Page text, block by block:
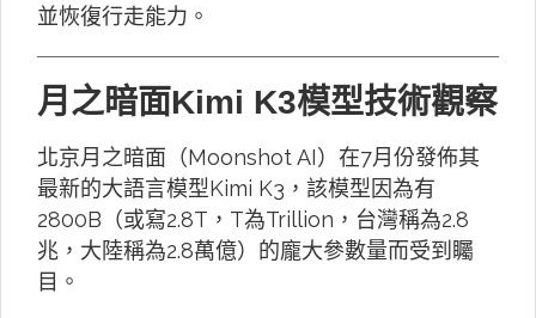
並恢復行走能力。
月之暗面Kimi K3模型技術觀察
北京月之暗面（Moonshot AI）在7月份發佈其
最新的大語言模型Kimi K3，該模型因為有
2800B（或寫2.8T，T為Trillion，台灣稱為2.8
兆，大陸稱為2.8萬億）的龐大參數量而受到矚
目。